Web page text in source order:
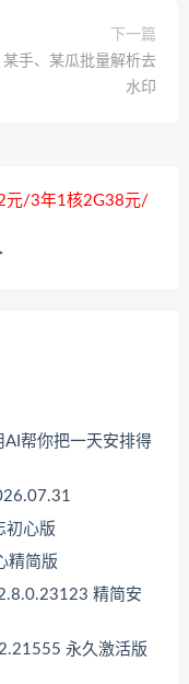
下一篇
某手、某瓜批量解析去
水印
元/3年1核2G38元/
帮你把一天安排得
初心版
精简版
精简安
永久激活版